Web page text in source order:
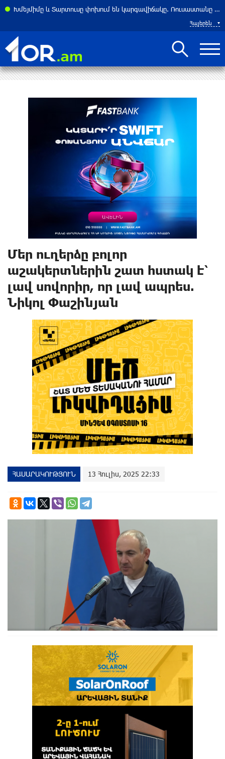
Խմեյմիմը և Տարտուսը փոխում են կարգավիճակը. Ռուսաստանը և Սիրիան համաձայնության են եկել
Հայերեն
Մեր ուղերձը բոլոր
աշակերտներին շատ հստակ է՝
լավ սովորիր, որ լավ ապրես.
Նիկոլ Փաշինյան
ՀԱՍԱՐԱԿՈՒԹՅՈՒՆ 13 Հուլիս, 2025 22:33